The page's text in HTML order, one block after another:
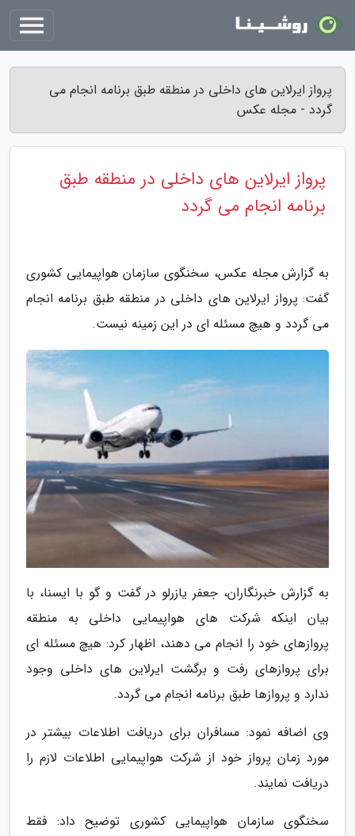
پرواز ایرلاین های داخلی در منطقه طبق برنامه انجام می
گردد - مجله عکس
پرواز ایرلاین های داخلی در منطقه طبق
برنامه انجام می گردد
به گزارش مجله عکس، سخنگوی سازمان هواپیمایی کشوری
گفت: پرواز ایرلاین های داخلی در منطقه طبق برنامه انجام
می گردد و هیچ مسئله ای در این زمینه نیست.
به گزارش خبرنگاران، جعفر یازرلو در گفت و گو با ایسنا، با
بیان اینکه شرکت های هواپیمایی داخلی به منطقه
پروازهای خود را انجام می دهند، اظهار کرد: هیچ مسئله ای
برای پروازهای رفت و برگشت ایرلاین های داخلی وجود
ندارد و پروازها طبق برنامه انجام می گردد.
وی اضافه نمود: مسافران برای دریافت اطلاعات بیشتر در
مورد زمان پرواز خود از شرکت هواپیمایی اطلاعات لازم را
دریافت نمایند.
سخنگوی سازمان هواپیمایی کشوری توضیح داد: فقط